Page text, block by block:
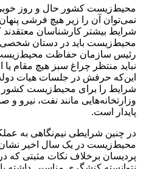
محیط‌زیست کشور حال و روز خوبی
نمی‌توان آن را زیر هیچ فرشی
شرایط بیشتر کارشناسان
محیط‌زیست باید در دستان شخصی
رئیس سازمان حفاظت
نباید منتظر چراغ سبز هیچ مقام
این‌که حرفش در جلسات هیات دولت
شرایط را برای محیط‌زیست کشور
وزارتخانه‌هایی مانند نفت،
پایدار است.
در چنین شرایطی نیم‌نگاهی به
محیط‌زیست در یک سال اخیر
پردیسان برخلاف نکات مثبتی که